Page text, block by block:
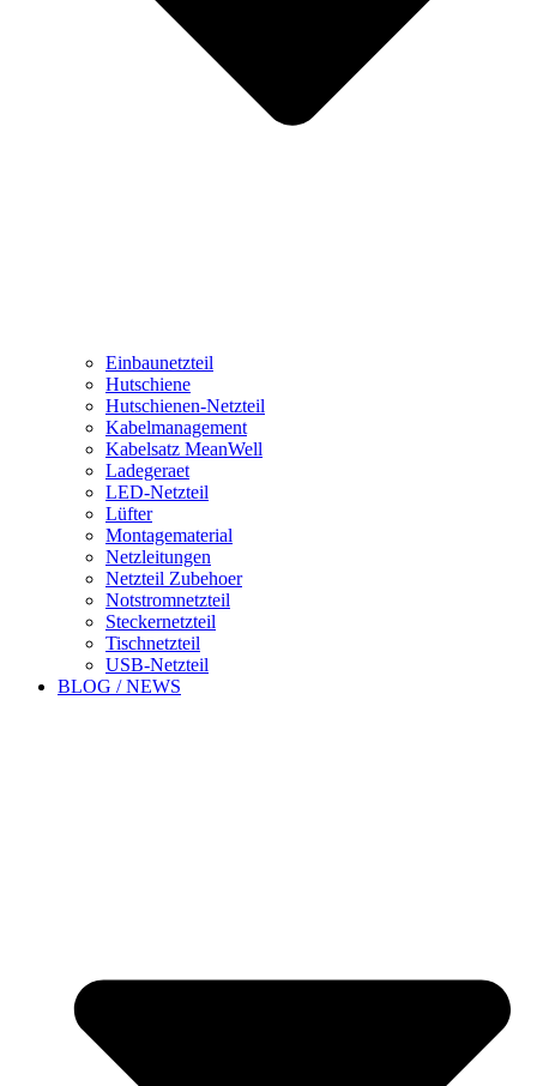
Einbaunetzteil
Hutschiene
Hutschienen-Netzteil
Kabelmanagement
Kabelsatz MeanWell
Ladegeraet
LED-Netzteil
Lüfter
Montagematerial
Netzleitungen
Netzteil Zubehoer
Notstromnetzteil
Steckernetzteil
Tischnetzteil
USB-Netzteil
BLOG / NEWS